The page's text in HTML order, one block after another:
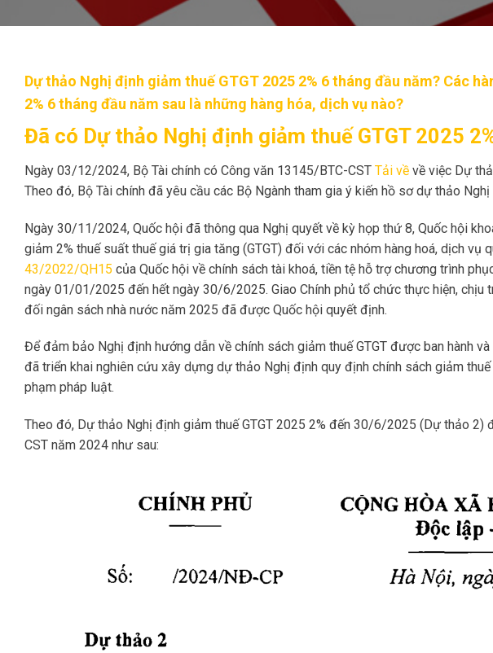
Dự thảo Nghị định giảm thuế GTGT 2025 2% 6 tháng đầu năm? Các
2% 6 tháng đầu năm sau là những hàng hóa, dịch vụ nào?
Đã có Dự thảo Nghị định giảm thuế GTGT 2025
Ngày 03/12/2024, Bộ Tài chính có Công văn 13145/BTC-CST Tải về về việc Dự
Theo đó, Bộ Tài chính đã yêu cầu các Bộ Ngành tham gia ý kiến hồ sơ dự thảo Nghị
Ngày 30/11/2024, Quốc hội đã thông qua Nghị quyết về kỳ họp thứ 8, Quốc hội
giảm 2% thuế suất thuế giá trị gia tăng (GTGT) đối với các nhóm hàng hoá, dịch vụ
43/2022/QH15 của Quốc hội về chính sách tài khoá, tiền tệ hỗ trợ chương trình
ngày 01/01/2025 đến hết ngày 30/6/2025. Giao Chính phủ tổ chức thực hiện, chịu
đối ngân sách nhà nước năm 2025 đã được Quốc hội quyết định.
Để đảm bảo Nghị định hướng dẫn về chính sách giảm thuế GTGT được ban hành
đã triển khai nghiên cứu xây dựng dự thảo Nghị định quy định chính sách giảm
phạm pháp luật.
Theo đó, Dự thảo Nghị định giảm thuế GTGT 2025 2% đến 30/6/2025 (Dự thảo 2)
CST năm 2024 như sau: